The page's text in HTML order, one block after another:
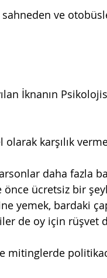
ve
İknanın
karşılık
daha fazla
önce ücretsiz bir
yemek, bardaki
de oy için rüşvet
mitinglerde